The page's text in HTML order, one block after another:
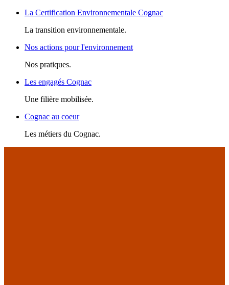
La Certification Environnementale Cognac
La transition environnementale.
Nos actions pour l'environnement
Nos pratiques.
Les engagés Cognac
Une filière mobilisée.
Cognac au coeur
Les métiers du Cognac.